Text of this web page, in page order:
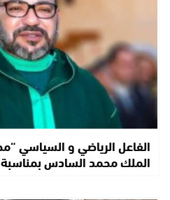
الفاعل الرياضي و السياسي
الملك محمد السادس